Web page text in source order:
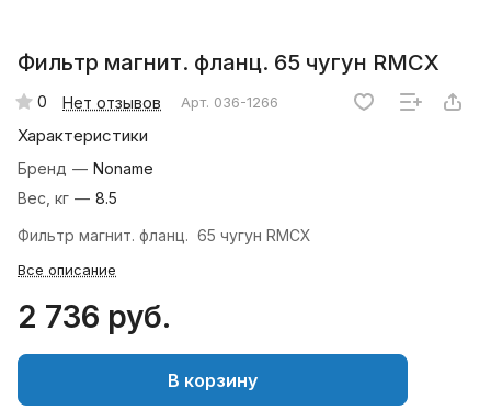
Фильтр магнит. фланц. 65 чугун RMCX
0 Нет отзывов Арт. 036-1266
Характеристики
Бренд — Noname
Вес, кг — 8.5
Фильтр магнит. фланц. 65 чугун RMCX
Все описание
2 736 руб.
В корзину